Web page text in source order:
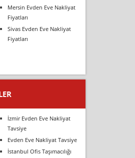
Mersin Evden Eve Nakliyat
Fiyatları
Sivas Evden Eve Nakliyat
Fiyatları
İzmir Evden Eve Nakliyat
Tavsiye
Evden Eve Nakliyat Tavsiye
İstanbul Ofis Taşımacılığı